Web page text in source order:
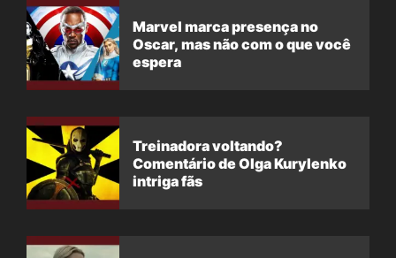
Marvel marca presença no
Oscar, mas não com o que você
espera
Treinadora voltando?
Comentário de Olga Kurylenko
intriga fãs